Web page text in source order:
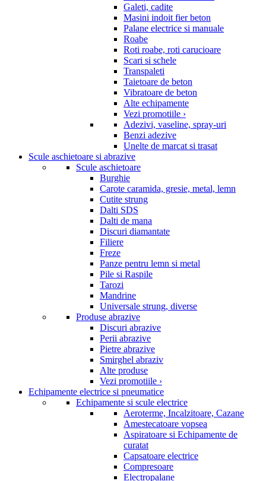
Galeti, cadite
Masini indoit fier beton
Palane electrice si manuale
Roabe
Roti roabe, roti carucioare
Scari si schele
Transpaleti
Taietoare de beton
Vibratoare de beton
Alte echipamente
Vezi promotiile ›
Adezivi, vaseline, spray-uri
Benzi adezive
Unelte de marcat si trasat
Scule aschietoare si abrazive
Scule aschietoare
Burghie
Carote caramida, gresie, metal, lemn
Cutite strung
Dalti SDS
Dalti de mana
Discuri diamantate
Filiere
Freze
Panze pentru lemn si metal
Pile si Raspile
Tarozi
Mandrine
Universale strung, diverse
Produse abrazive
Discuri abrazive
Perii abrazive
Pietre abrazive
Smirghel abraziv
Alte produse
Vezi promotiile ›
Echipamente electrice si pneumatice
Echipamente si scule electrice
Aeroterme, Incalzitoare, Cazane
Amestecatoare vopsea
Aspiratoare si Echipamente de
curatat
Capsatoare electrice
Compresoare
Electropalane